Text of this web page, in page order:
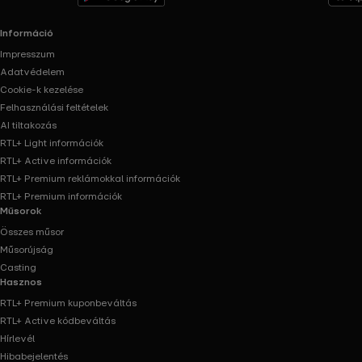
Információ
Impresszum
Adatvédelem
Cookie-k kezelése
Felhasználási feltételek
AI tiltakozás
RTL+ Light információk
RTL+ Active információk
RTL+ Premium reklámokkal információk
RTL+ Premium információk
Műsorok
Összes műsor
Műsorújság
Casting
Hasznos
RTL+ Premium kuponbeváltás
RTL+ Active kódbeváltás
Hírlevél
Hibabejelentés